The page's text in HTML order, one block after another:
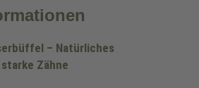
– Natürliches
Zähne